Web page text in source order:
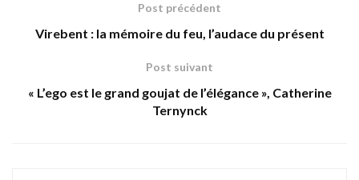
Post précédent
Virebent : la mémoire du feu, l’audace du présent
Post suivant
« L’ego est le grand goujat de l’élégance », Catherine
Ternynck